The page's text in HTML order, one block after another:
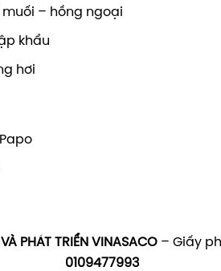
muối – hồng ngoại
khẩu
hơi
PHÁT TRIỂN VINASACO – Giấy
0109477993